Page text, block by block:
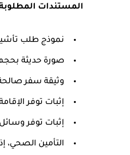
المستندات
نموذج طلب
صورة حديثة
وثيقة سفر
إثبات توفر
إثبات توفر
التأمين الصحي،